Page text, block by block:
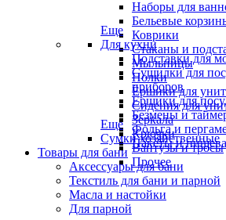
Наборы для
Бельевые
Коврики
Стаканы и
Мыльницы
Полки
Ёршики для
Сидения для
Зеркала
Крючки
Вантузы и тросы
Прочее
Еще
Для кухни
Подставки для
Сушилки для
приборов
Ёршики для
Безмены и
Фольга и
Пакеты и
Еще
Сумки хозяйственные
Товары для бани
Аксессуары для бани
Текстиль для бани и парной
Масла и настойки
Для парной